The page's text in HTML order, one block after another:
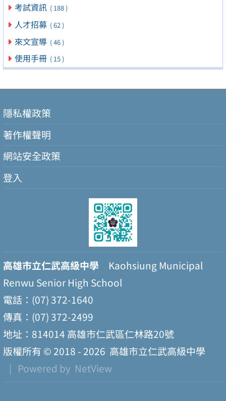
考試資訊 ( 188 )
人才招募 ( 62 )
來文宣導 ( 46 )
使用手冊 ( 15 )
隱私權政策
著作權聲明
網站安全政策
登入
高雄市立仁武高級中學 Kaohsiung Municipal
Renwu Senior High School
電話：(07) 372-1640
傳真：(07) 372-2499
地址：814014 高雄市仁武區仁林路20號
版權所有 © 2018 - 2026 高雄市立仁武高級中學
| Powered by NetView